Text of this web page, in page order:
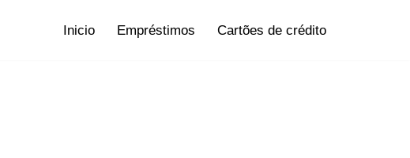
Inicio Empréstimos Cartões de crédito